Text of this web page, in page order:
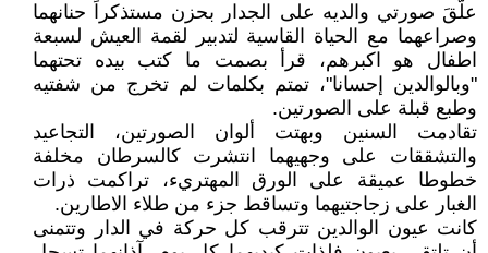
علّقَ صورتي والديه على الجدار بحزن مستذكراً حنانهما
وصراعهما مع الحياة القاسية لتدبير لقمة العيش لسبعة
اطفال هو اكبرهم، قرأ بصمت ما كتب بيده تحتهما
"وبالوالدين إحسانا"، تمتم بكلمات لم تخرج من شفتيه
وطبع قبلة على الصورتين.
تقادمت السنين وبهتت ألوان الصورتين، التجاعيد
والتشققات على وجهيهما انتشرت كالسرطان مخلفة
خطوطا عميقة على الورق المهتريء، تراكمت ذرات
الغبار على زجاجتيهما وتساقط جزء من طلاء الاطارين.
كانت عيون الوالدين تترقب كل حركة في الدار وتتمنى